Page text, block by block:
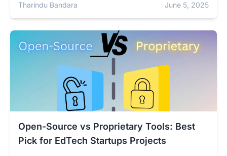
Tharindu Bandara June 5, 2025
Open-Source vs Proprietary Tools: Best
Pick for EdTech Startups Projects